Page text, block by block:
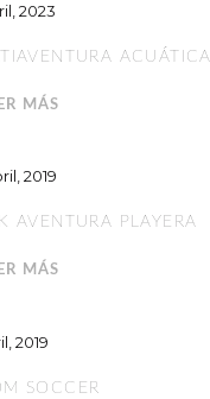
2023
ACUÁTICA
MÁS
2019
AVENTURA PLAYERA
MÁS
2019
SOCCER